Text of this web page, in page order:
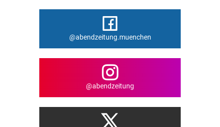
@abendzeitung.muenchen
@abendzeitung